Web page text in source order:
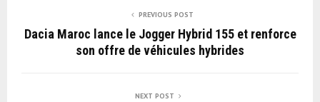
PREVIOUS POST
Dacia Maroc lance le Jogger Hybrid 155 et renforce
son offre de véhicules hybrides
NEXT POST